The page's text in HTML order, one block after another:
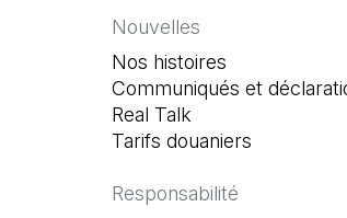
Nouvelles
Nos histoires
Communiqués et
Real Talk
Tarifs douaniers
Responsabilité